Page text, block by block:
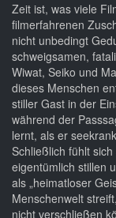
Zeit ist, was viele
filmerfahrenen
nicht unbedingt
schweigsamen,
Wiwat, Seiko und
dieses Menschen
stiller Gast in der
während der
lernt, als er
Schließlich fühlt
eigentümlich stillen
als „heimatloser
Menschenwelt
nicht verschließen